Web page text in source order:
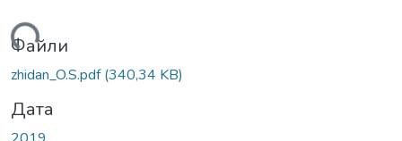
Файли
zhidan_O.S.pdf(340,34 KB)
Дата